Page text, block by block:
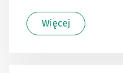
Więcej